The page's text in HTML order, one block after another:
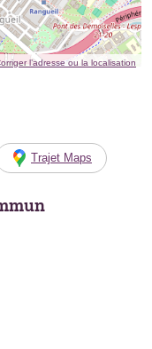
l’adresse ou la localisation
Trajet Maps